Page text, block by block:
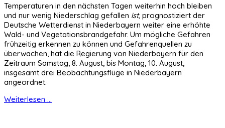
Temperaturen in den nächsten Tagen weiterhin hoch bleiben
und nur wenig Niederschlag gefallen ist, prognostiziert der
Deutsche Wetterdienst in Niederbayern weiter eine erhöhte
Wald- und Vegetationsbrandgefahr. Um mögliche Gefahren
frühzeitig erkennen zu können und Gefahrenquellen zu
überwachen, hat die Regierung von Niederbayern für den
Zeitraum Samstag, 8. August, bis Montag, 10. August,
insgesamt drei Beobachtungsflüge in Niederbayern
angeordnet.
Weiterlesen ...